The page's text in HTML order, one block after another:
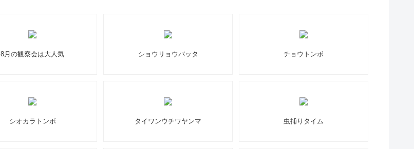
8月の観察会は大人気 ショウリョウバッタ チョウトンボ
シオカラトンボ タイワンウチワヤンマ 虫捕りタイム